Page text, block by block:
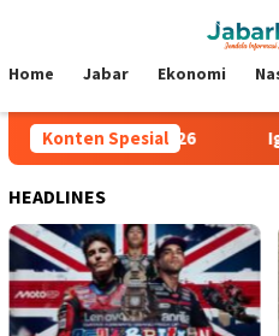
Mobile
Home Jabar Ekonomi
Konten Spesial
Presiden 2026
HEADLINES